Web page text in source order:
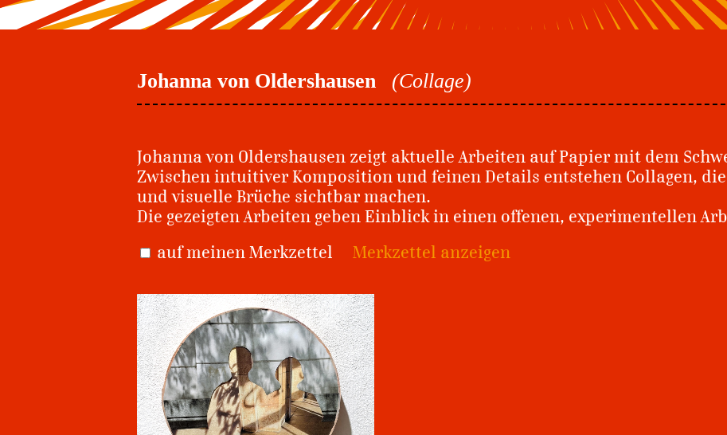
Johanna von Oldershausen (Collage)
Johanna von Oldershausen zeigt aktuelle Arbeiten auf Papier mit dem
Zwischen intuitiver Komposition und feinen Details entstehen Collagen,
und visuelle Brüche sichtbar machen.
Die gezeigten Arbeiten geben Einblick in einen offenen, experimentellen
auf meinen Merkzettel Merkzettel anzeigen